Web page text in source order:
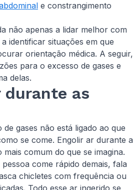
e constrangimento
não apenas a lidar melhor com
identificar situações em que
orientação médica. A seguir,
para o excesso de gases e
delas.
durante as
gases não está ligado ao que
se come. Engolir ar durante a
comum do que se imagina.
come rápido demais, fala
chicletes com frequência ou
Todo esse ar ingerido se